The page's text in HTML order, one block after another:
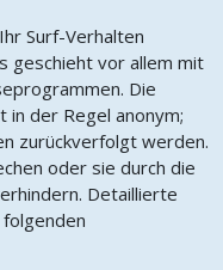
Surf-Verhalten
geschieht vor allem mit
Die
in der Regel anonym;
zurückverfolgt werden.
oder sie durch die
Detaillierte